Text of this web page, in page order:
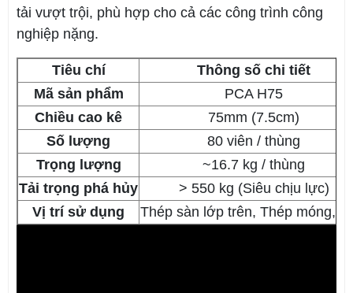
tải vượt trội, phù hợp cho cả các công trình công
nghiệp nặng.
Tiêu chí
Thông số chi tiết
Mã sản phẩm
PCA H75
Chiều cao kê
75mm (7.5cm)
Số lượng
80 viên / thùng
Trọng lượng
~16.7 kg / thùng
Tải trọng phá hủy
> 550 kg (Siêu chịu lực)
Vị trí sử dụng
Thép sàn lớp trên, Thép móng,